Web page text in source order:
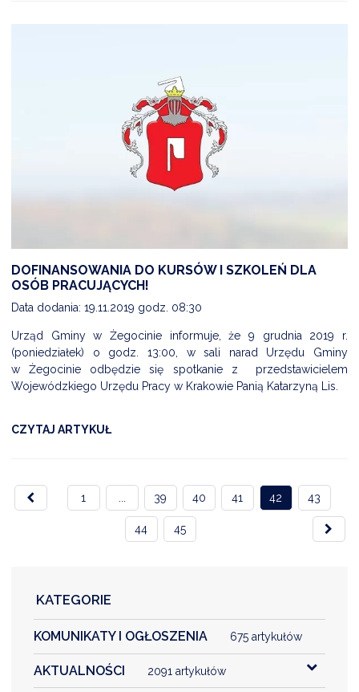
DOFINANSOWANIA DO KURSÓW I SZKOLEŃ DLA
OSÓB PRACUJĄCYCH!
Data dodania: 19.11.2019 godz. 08:30
Urząd Gminy w Żegocinie informuje, że 9 grudnia 2019 r.
(poniedziałek) o godz. 13:00, w sali narad Urzędu Gminy
w Żegocinie odbędzie się spotkanie z przedstawicielem
Wojewódzkiego Urzędu Pracy w Krakowie Panią Katarzyną Lis.
CZYTAJ ARTYKUŁ
1 39 40 41 42 43
44 45
KATEGORIE
KOMUNIKATY I OGŁOSZENIA 675 artykułów
AKTUALNOŚCI 2091 artykułów